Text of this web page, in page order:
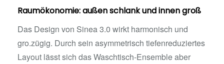
Raumökonomie: außen schlank und innen groß
Das Design von Sinea 3.0 wirkt harmonisch und
gro.zügig. Durch sein asymmetrisch tiefenreduziertes
Layout lässt sich das Waschtisch-Ensemble aber